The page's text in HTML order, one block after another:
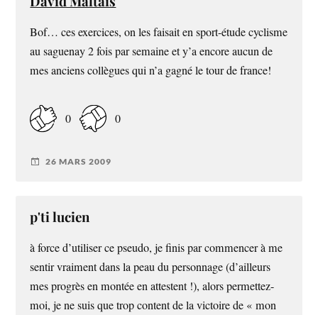
Bof… ces exercices, on les faisait en sport-étude cyclisme
au saguenay 2 fois par semaine et y’a encore aucun de
mes anciens collègues qui n’a gagné le tour de france!
0 0
26 MARS 2009
p'ti lucien
à force d’utiliser ce pseudo, je finis par commencer à me
sentir vraiment dans la peau du personnage (d’ailleurs
mes progrès en montée en attestent !), alors permettez-
moi, je ne suis que trop content de la victoire de « mon